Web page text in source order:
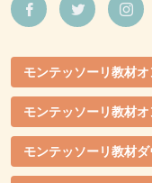
モンテッソーリ教材
モンテッソーリ教材
モンテッソーリ教材